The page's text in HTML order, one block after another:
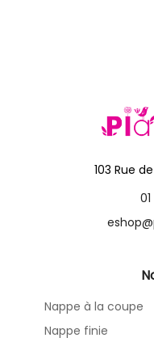
103 Rue
Nappe à la coupe
Nappe finie